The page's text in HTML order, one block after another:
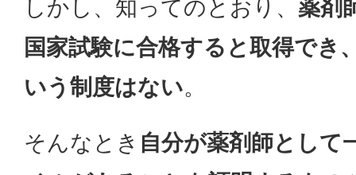
しかし、知ってのとおり、 薬剤
国家試験に合格すると取得でき
いう制度はない。
そんなとき 自分が薬剤師として